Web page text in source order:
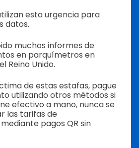
esta urgencia para
datos.
muchos informes de
en parquímetros en
Reino Unido.
de estas estafas, pague
utilizando otros métodos si
efectivo a mano, nunca se
las tarifas de
pagos QR sin